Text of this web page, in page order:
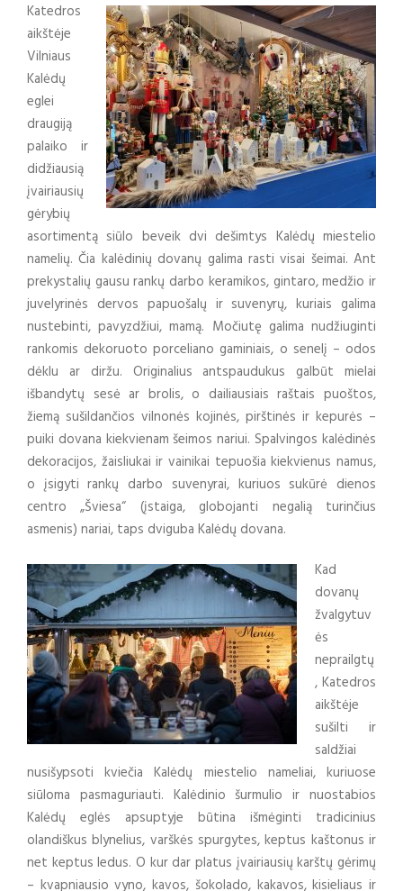
Katedros
aikštėje
Vilniaus
Kalėdų
eglei
draugiją
palaiko ir
didžiausią
įvairiausių
gėrybių
asortimentą siūlo beveik dvi dešimtys Kalėdų miestelio
namelių. Čia kalėdinių dovanų galima rasti visai šeimai. Ant
prekystalių gausu rankų darbo keramikos, gintaro, medžio ir
juvelyrinės dervos papuošalų ir suvenyrų, kuriais galima
nustebinti, pavyzdžiui, mamą. Močiutę galima nudžiuginti
rankomis dekoruoto porceliano gaminiais, o senelį – odos
dėklu ar diržu. Originalius antspaudukus galbūt mielai
išbandytų sesė ar brolis, o dailiausiais raštais puoštos,
žiemą sušildančios vilnonės kojinės, pirštinės ir kepurės –
puiki dovana kiekvienam šeimos nariui. Spalvingos kalėdinės
dekoracijos, žaisliukai ir vainikai tepuošia kiekvienus namus,
o įsigyti rankų darbo suvenyrai, kuriuos sukūrė dienos
centro „Šviesa“ (įstaiga, globojanti negalią turinčius
asmenis) nariai, taps dviguba Kalėdų dovana.
Kad
dovanų
žvalgytuv
ės
neprailgtų
, Katedros
aikštėje
sušilti ir
saldžiai
nusišypsoti kviečia Kalėdų miestelio nameliai, kuriuose
siūloma pasmaguriauti. Kalėdinio šurmulio ir nuostabios
Kalėdų eglės apsuptyje būtina išmėginti tradicinius
olandiškus blynelius, varškės spurgytes, keptus kaštonus ir
net keptus ledus. O kur dar platus įvairiausių karštų gėrimų
– kvapniausio vyno, kavos, šokolado, kakavos, kisieliaus ir